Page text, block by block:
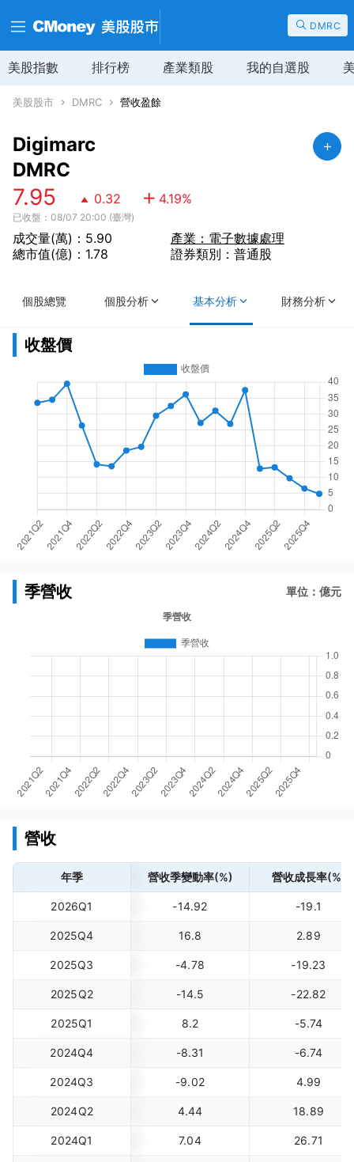
DMRC
美股指數 排行榜 產業類股 我的自選股
美股股市 DMRC 營收盈餘
Digimarc
DMRC
7.95 0.32 4.19%
已收盤：08/07 20:00 (臺灣)
成交量(萬)：5.90
總市值(億)：1.78
產業：電子數據處理
證券類別：普通股
個股總覽 個股分析 基本分析 財務分析
收盤價
季營收 單位：億元
營收
年季 營收季變動率(%) 營收成長率(%)
2026Q1 -14.92 -19.1
2025Q4 16.8 2.89
2025Q3 -4.78 -19.23
2025Q2 -14.5 -22.82
2025Q1 8.2 -5.74
2024Q4 -8.31 -6.74
2024Q3 -9.02 4.99
2024Q2 4.44 18.89
2024Q1 7.04 26.71